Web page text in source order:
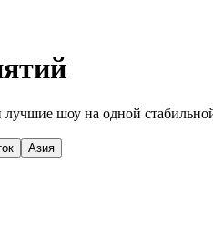
шоу на одной
Азия